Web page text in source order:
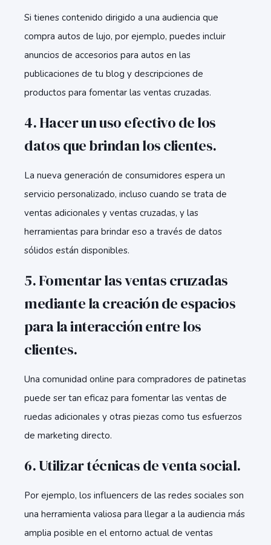
Si tienes contenido dirigido a una audiencia que
compra autos de lujo, por ejemplo, puedes incluir
anuncios de accesorios para autos en las
publicaciones de tu blog y descripciones de
productos para fomentar las ventas cruzadas.
4. Hacer un uso efectivo de los
datos que brindan los clientes.
La nueva generación de consumidores espera un
servicio personalizado, incluso cuando se trata de
ventas adicionales y ventas cruzadas, y las
herramientas para brindar eso a través de datos
sólidos están disponibles.
5. Fomentar las ventas cruzadas
mediante la creación de espacios
para la interacción entre los
clientes.
Una comunidad online para compradores de patinetas
puede ser tan eficaz para fomentar las ventas de
ruedas adicionales y otras piezas como tus esfuerzos
de marketing directo.
6. Utilizar técnicas de venta social.
Por ejemplo, los influencers de las redes sociales son
una herramienta valiosa para llegar a la audiencia más
amplia posible en el entorno actual de ventas